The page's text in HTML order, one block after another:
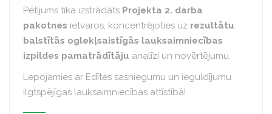
Pētījums tika izstrādāts Projekta 2. darba
pakotnes ietvaros, koncentrējoties uz rezultātu
balstītās oglekļsaistīgās lauksaimniecības
izpildes pamatrādītāju analīzi un novērtējumu.
Lepojamies ar Edītes sasniegumu un ieguldījumu
ilgtspējīgas lauksaimniecības attīstībā!